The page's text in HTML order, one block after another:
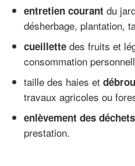
entretien courant du
désherbage, plantation,
cueillette des fruits et
consommation
taille des haies et
travaux agricoles ou
enlèvement des déchets
prestation.